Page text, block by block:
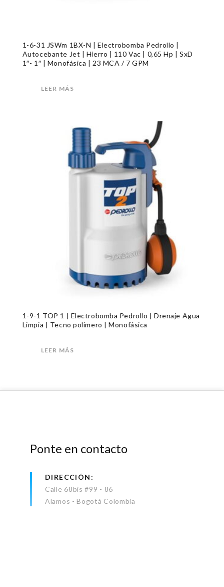
1-6-31 JSWm 1BX-N | Electrobomba Pedrollo |
Autocebante Jet | Hierro | 110 Vac | 0,65 Hp | SxD
1″- 1″ | Monofásica | 23 MCA / 7 GPM
LEER MÁS
1-9-1 TOP 1 | Electrobomba Pedrollo | Drenaje Agua
Limpia | Tecno polímero | Monofásica
LEER MÁS
Ponte en contacto
DIRECCIÓN
Calle 68bis #99 - 86
Alamos - Bogotá Colombia